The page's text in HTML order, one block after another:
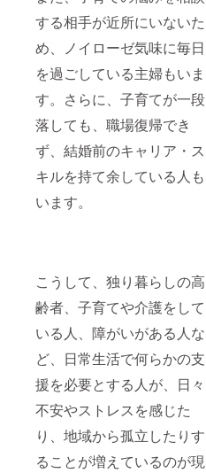
する相手が近所にいないた
め、ノイローゼ気味に毎日
を過ごしている主婦もいま
す。さらに、子育てが一段
落しても、職場復帰でき
ず、結婚前のキャリア・ス
キルを持て余している人も
います。
こうして、独り暮らしの高
齢者、子育てや介護をして
いる人、障がいがある人な
ど、日常生活で何らかの支
援を必要とする人が、日々
不安やストレスを感じた
り、地域から孤立したりす
ることが増えているのが現